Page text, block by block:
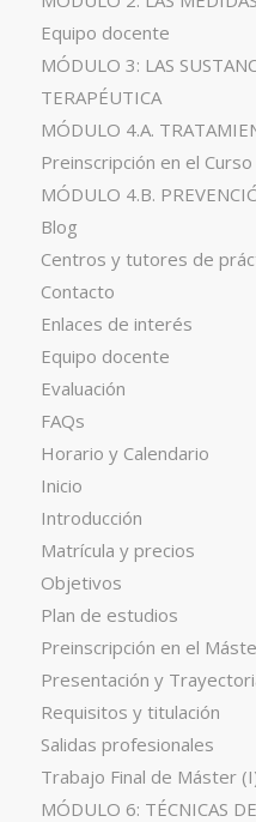
Equipo docente
MÓDULO 3: LAS
TERAPÉUTICA
MÓDULO 4.A.
Preinscripción en el
MÓDULO 4.B.
Blog
Centros y tutores de
Contacto
Enlaces de interés
Equipo docente
Evaluación
FAQs
Horario y Calendario
Inicio
Introducción
Matrícula y precios
Objetivos
Plan de estudios
Preinscripción en el
Presentación y
Requisitos y titulación
Salidas profesionales
Trabajo Final de Máster
MÓDULO 6: TÉCNICAS